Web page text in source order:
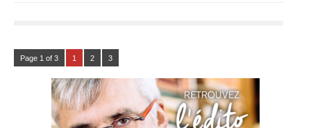
Page 1 of 3 1 2 3